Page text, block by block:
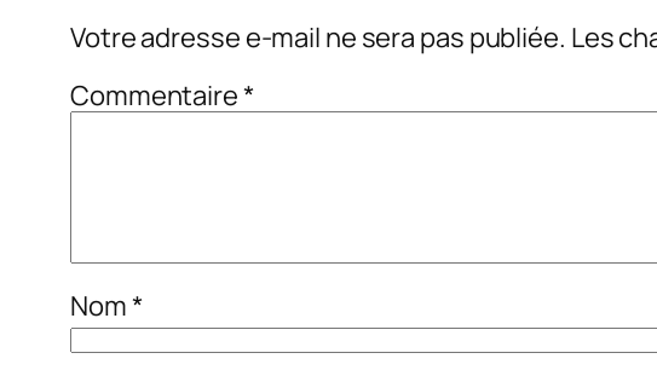
Votre adresse e-mail ne sera pas publiée. Les
Commentaire*
Nom*